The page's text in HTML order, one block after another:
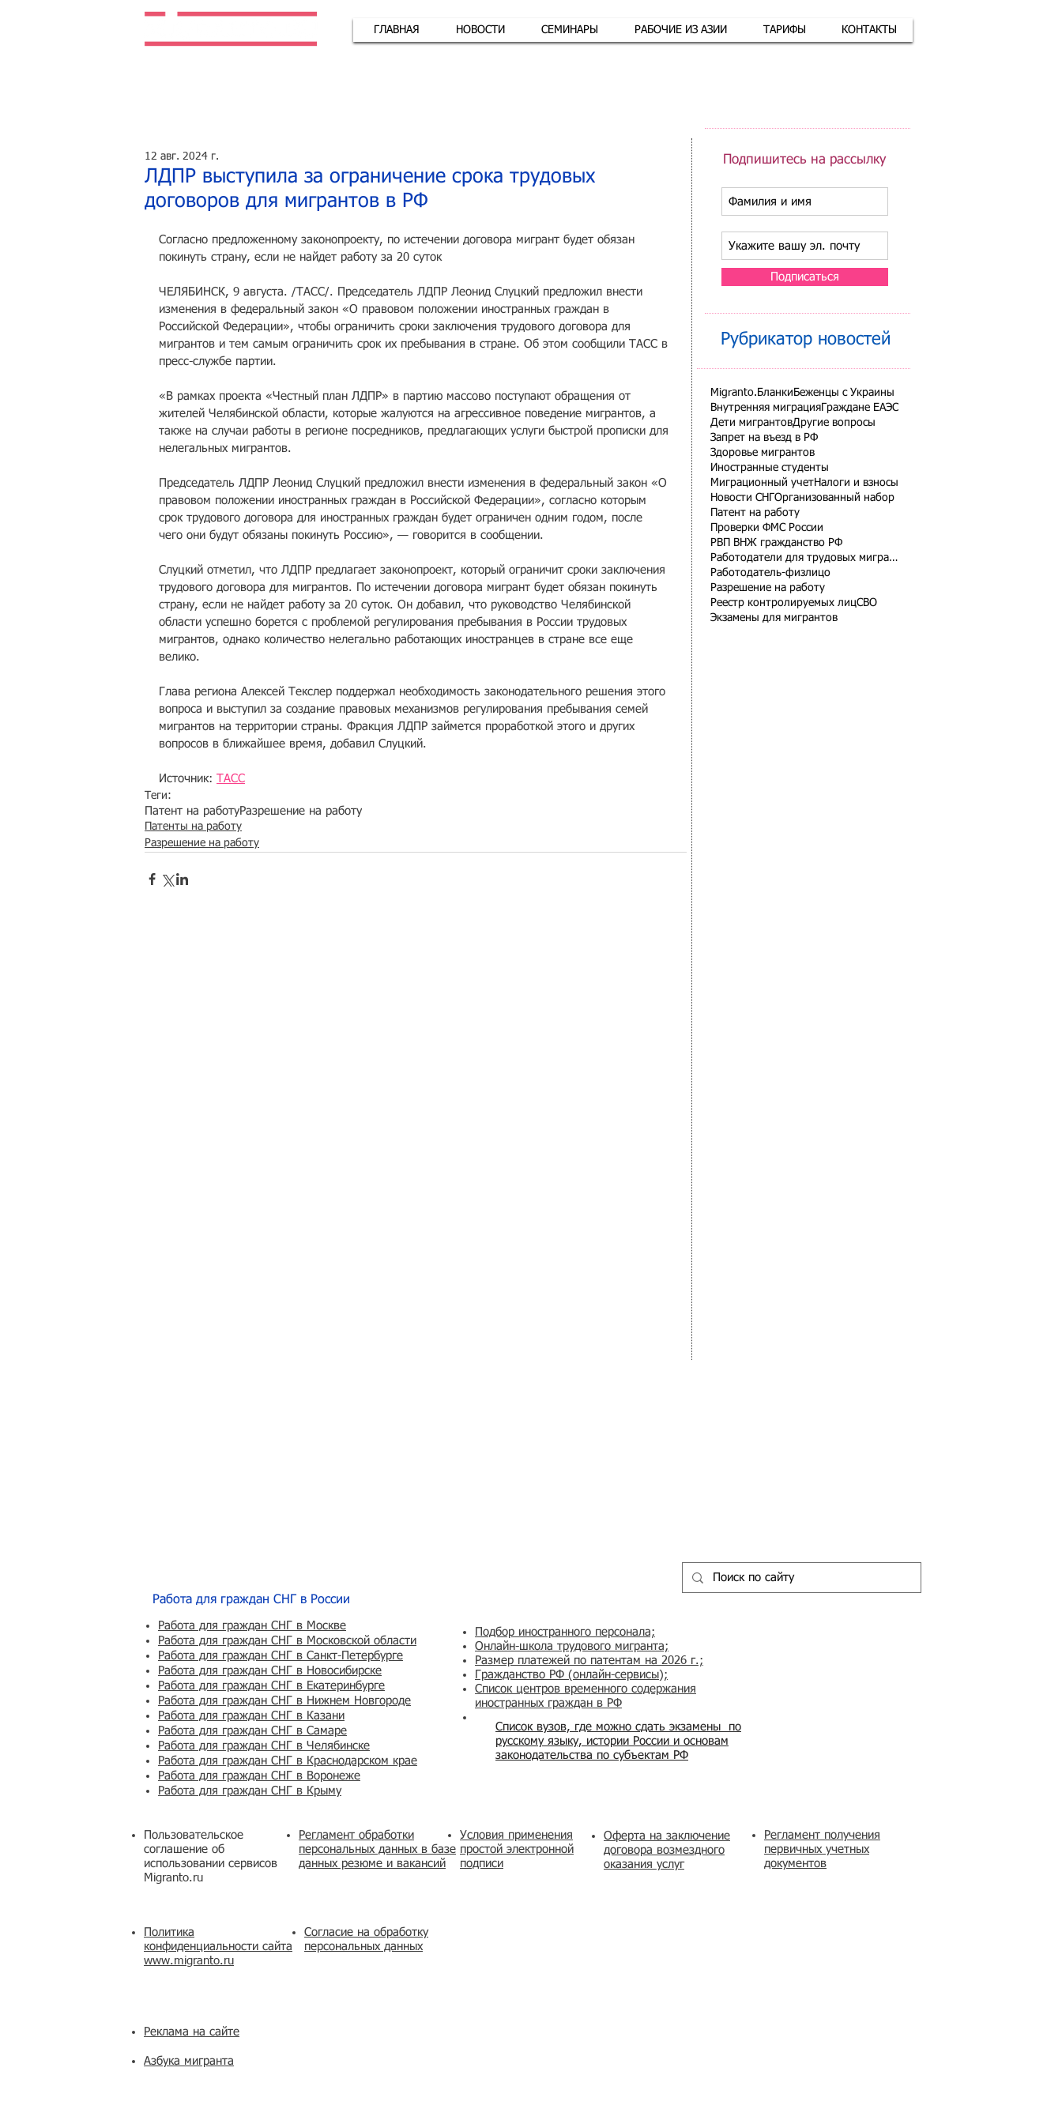
ГЛАВНАЯ НОВОСТИ СЕМИНАРЫ РАБОЧИЕ ИЗ АЗИИ ТАРИФЫ КОНТАКТЫ
ЛДПР выступила за ограничение срока трудовых
договоров для мигрантов в РФ
12 авг. 2024 г.
Согласно предложенному законопроекту, по истечении договора мигрант будет обязан
покинуть страну, если не найдет работу за 20 суток
ЧЕЛЯБИНСК, 9 августа. /ТАСС/. Председатель ЛДПР Леонид Слуцкий предложил внести
изменения в федеральный закон «О правовом положении иностранных граждан в
Российской Федерации», чтобы ограничить сроки заключения трудового договора для
мигрантов и тем самым ограничить срок их пребывания в стране. Об этом сообщили ТАСС в
пресс-службе партии.
«В рамках проекта «Честный план ЛДПР» в партию массово поступают обращения от
жителей Челябинской области, которые жалуются на агрессивное поведение мигрантов, а
также на случаи работы в регионе посредников, предлагающих услуги быстрой прописки для
нелегальных мигрантов.
Председатель ЛДПР Леонид Слуцкий предложил внести изменения в федеральный закон «О
правовом положении иностранных граждан в Российской Федерации», согласно которым
срок трудового договора для иностранных граждан будет ограничен одним годом, после
чего они будут обязаны покинуть Россию», — говорится в сообщении.
Слуцкий отметил, что ЛДПР предлагает законопроект, который ограничит сроки заключения
трудового договора для мигрантов. По истечении договора мигрант будет обязан покинуть
страну, если не найдет работу за 20 суток. Он добавил, что руководство Челябинской
области успешно борется с проблемой регулирования пребывания в России трудовых
мигрантов, однако количество нелегально работающих иностранцев в стране все еще
велико.
Глава региона Алексей Текслер поддержал необходимость законодательного решения этого
вопроса и выступил за создание правовых механизмов регулирования пребывания семей
мигрантов на территории страны. Фракция ЛДПР займется проработкой этого и других
вопросов в ближайшее время, добавил Слуцкий.
Источник: ТАСС
Теги:
Патент на работуРазрешение на работу
Патенты на работу
Разрешение на работу
Подпишитесь на рассылку
Подписаться
Рубрикатор новостей
Migranto.Бланки Беженцы с Украины
Внутренняя миграция Граждане ЕАЭС
Дети мигрантовДругие вопросы
Запрет на въезд в РФ
Здоровье мигрантов
Иностранные студенты
Миграционный учетНалоги и взносы
Новости СНГ Организованный набор
Патент на работу
Проверки ФМС России
РВП ВНЖ гражданство РФ
Работодатели для трудовых мигрантов
Работодатель-физлицо
Разрешение на работу
Реестр контролируемых лицСВО
Экзамены для мигрантов
Работа для граждан СНГ в России
Работа для граждан СНГ в Москве
Работа для граждан СНГ в Московской области
Работа для граждан СНГ в Санкт-Петербурге
Работа для граждан СНГ в Новосибирске
Работа для граждан СНГ в Екатеринбурге
Работа для граждан СНГ в Нижнем Новгороде
Работа для граждан СНГ в Казани
Работа для граждан СНГ в Самаре
Работа для граждан СНГ в Челябинске
Работа для граждан СНГ в Краснодарском крае
Работа для граждан СНГ в Воронеже
Работа для граждан СНГ в Крыму
Пользовательское
соглашение об
использовании сервисов
Migranto.ru
Регламент обработки
персональных данных в базе
данных резюме и вакансий
Политика
конфиденциальности сайта
www.migranto.ru
Согласие на обработку
персональных данных
Реклама на сайте
Азбука мигранта
Список вузов, где можно сдать экзамены по
русскому языку, истории России и основам
законодательства по субъектам РФ
Подбор иностранного персонала;
Онлайн-школа трудового мигранта;
Размер платежей по патентам на 2026 г.;
Гражданство РФ (онлайн-сервисы);
Список центров временного содержания
иностранных граждан в РФ
Условия применения
простой электронной
подписи
​Оферта на заключение
договора возмездного
оказания услуг
Регламент получения
первичных учетных
документов